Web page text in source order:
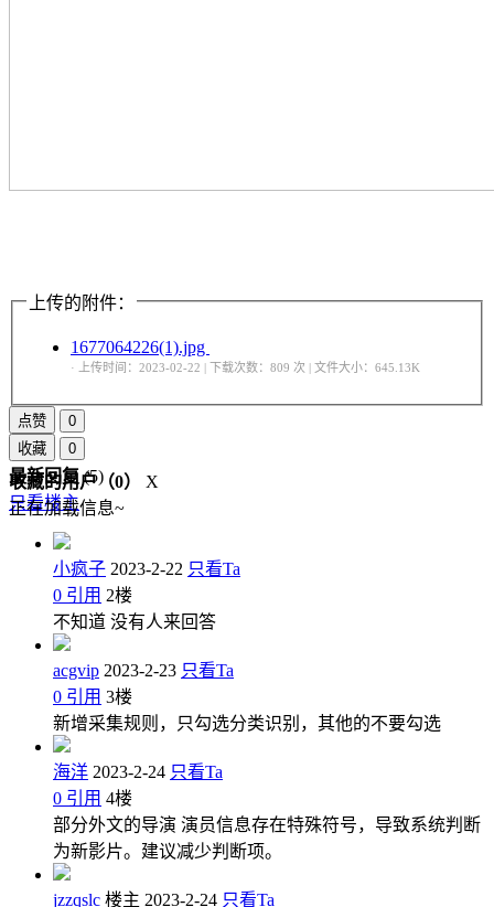
上传的附件：
1677064226(1).jpg
· 上传时间：2023-02-22 | 下载次数：809 次 | 文件大小：645.13K
点赞
0
收藏
0
收藏的用户（0）
X
正在加载信息~
最新回复(5)
只看楼主
小疯子 2023-2-22 只看Ta
0 引用 2楼
不知道 没有人来回答
acgvip 2023-2-23 只看Ta
0 引用 3楼
新增采集规则，只勾选分类识别，其他的不要勾选
海洋 2023-2-24 只看Ta
0 引用 4楼
部分外文的导演 演员信息存在特殊符号，导致系统判断
为新影片。建议减少判断项。
jzzqslc 楼主 2023-2-24 只看Ta